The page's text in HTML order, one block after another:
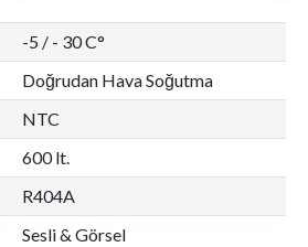
-5 / - 30 C°
Doğrudan Hava Soğutma
NTC
600 lt.
R404A
Sesli & Görsel